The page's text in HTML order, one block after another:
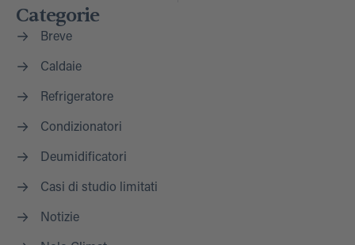
Categorie
Breve
Caldaie
Refrigeratore
Condizionatori
Deumidificatori
Casi di studio limitati
Notizie